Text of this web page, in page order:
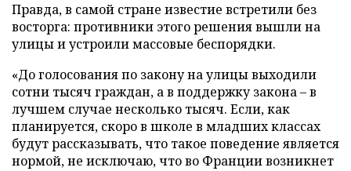
Правда, в самой стране известие встретили без
восторга: противники этого решения вышли на
улицы и устроили массовые беспорядки.
«До голосования по закону на улицы выходили
сотни тысяч граждан, а в поддержку закона – в
лучшем случае несколько тысяч. Если, как
планируется, скоро в школе в младших классах
будут рассказывать, что такое поведение является
нормой, не исключаю, что во Франции возникнет